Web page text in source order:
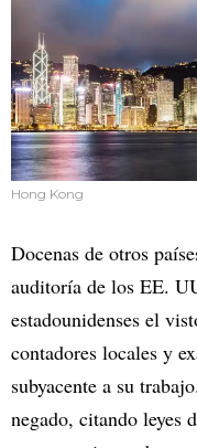
Hong Kong
Docenas de otros
auditoría de los EE.
estadounidenses el
contadores locales y
subyacente a su
negado, citando leyes